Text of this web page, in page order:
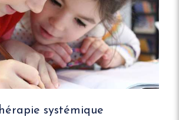
systémique